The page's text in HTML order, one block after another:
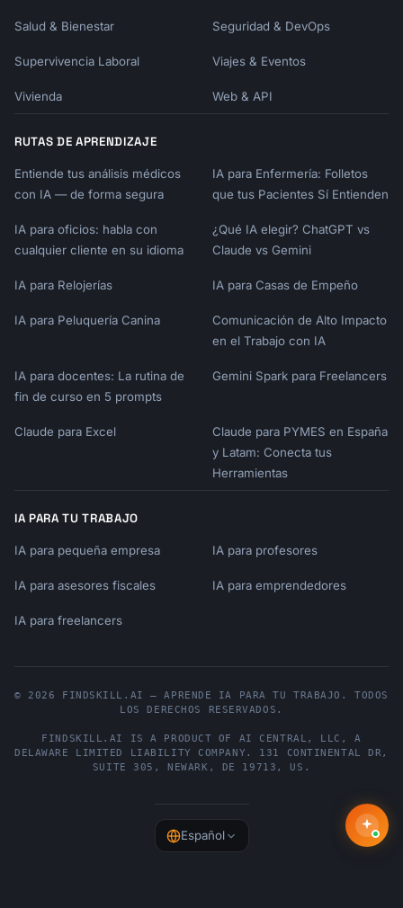
Salud & Bienestar Seguridad & DevOps
Supervivencia Laboral Viajes & Eventos
Vivienda Web & API
RUTAS DE APRENDIZAJE
Entiende tus análisis médicos
con IA — de forma segura
IA para Enfermería: Folletos
que tus Pacientes Sí Entienden
IA para oficios: habla con
cualquier cliente en su idioma
¿Qué IA elegir? ChatGPT vs
Claude vs Gemini
IA para Relojerías IA para Casas de Empeño
IA para Peluquería Canina
Comunicación de Alto Impacto
en el Trabajo con IA
IA para docentes: La rutina de
fin de curso en 5 prompts
Gemini Spark para Freelancers
Claude para Excel
Claude para PYMES en España
y Latam: Conecta tus
Herramientas
IA PARA TU TRABAJO
IA para pequeña empresa IA para profesores
IA para asesores fiscales IA para emprendedores
IA para freelancers
© 2026 FINDSKILL.AI — APRENDE IA PARA TU TRABAJO. TODOS
LOS DERECHOS RESERVADOS.
FINDSKILL.AI IS A PRODUCT OF AI CENTRAL, LLC , A
DELAWARE LIMITED LIABILITY COMPANY. 131 CONTINENTAL DR,
SUITE 305 , NEWARK , DE 19713 , US .
Español